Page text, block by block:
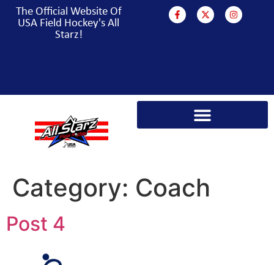
The Official Website Of
USA Field Hockey's All
Starz!
Category: Coach
Post 4